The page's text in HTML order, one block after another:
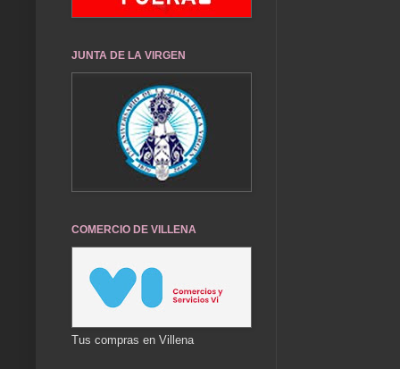
JUNTA DE LA VIRGEN
COMERCIO DE VILLENA
Tus compras en Villena